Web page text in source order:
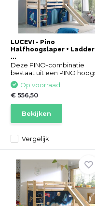
LUCEVI - Pino
Halfhoogslaper + Ladder
...
Deze PINO-combinatie
bestaat uit een PINO
Vergelijk
Op voorraad
€ 556,50
Bekijken